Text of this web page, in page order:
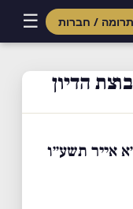
תרומה / חברות ☰
הדיון